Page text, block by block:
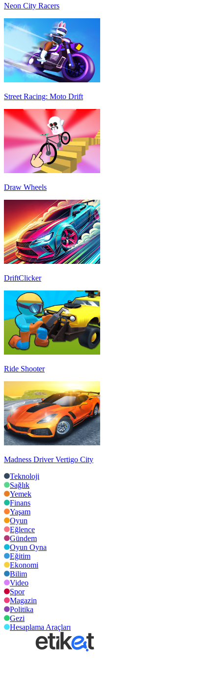
Neon City Racers
Street Racing: Moto Drift
Draw Wheels
DriftClicker
Ride Shooter
Madness Driver Vertigo City
Teknoloji
Sağlık
Yemek
Finans
Yaşam
Oyun
Eğlence
Gündem
Oyun Oyna
Eğitim
Ekonomi
Bilim
Video
Spor
Magazin
Politika
Gezi
Hesaplama Araçları